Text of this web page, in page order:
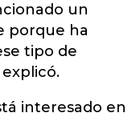
un
porque ha
tipo de
interesado en